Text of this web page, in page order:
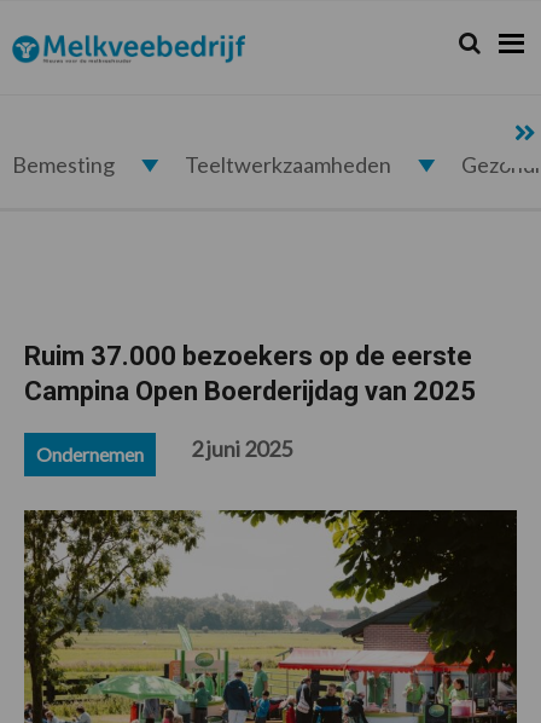
de
hoofdnavigatie
de
hoofd
de
eerste
de
voettekst
Melkveebedrijf.nl Zoeken...
Zoek
Bemesting Teeltwerkzaamheden
Ruim 37.000 bezoekers op de eerste
Campina Open Boerderijdag van 2025
Ondernemen 2 juni 2025